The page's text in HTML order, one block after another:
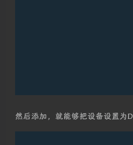
然后添加，就能够把设备设置为